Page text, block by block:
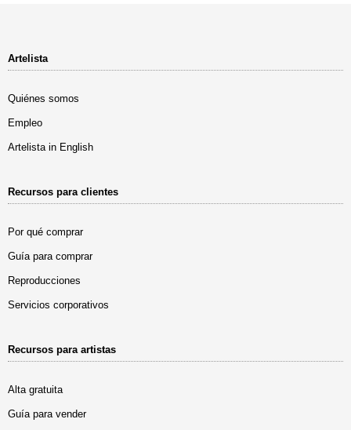
Artelista
Quiénes somos
Empleo
Artelista in English
Recursos para clientes
Por qué comprar
Guía para comprar
Reproducciones
Servicios corporativos
Recursos para artistas
Alta gratuita
Guía para vender